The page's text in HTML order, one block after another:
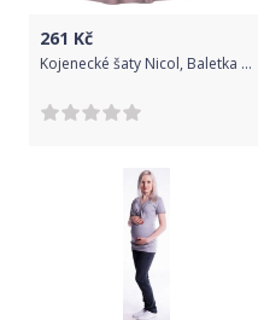
261 Kč
Kojenecké šaty Nicol, Baletka - šedá/vínová, vel. 74